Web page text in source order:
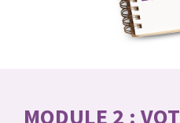
MODULE 2 :